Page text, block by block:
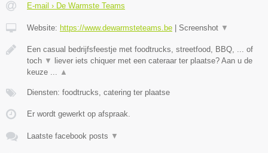
E-mail › De Warmste Teams
Website: https://www.dewarmsteteams.be | Screenshot ▼
Een casual bedrijfsfeestje met foodtrucks, streetfood, BBQ, ... of
toch ▼ liever iets chiquer met een cateraar ter plaatse? Aan u de
keuze ...
▲
Diensten: foodtrucks, catering ter plaatse
Er wordt gewerkt op afspraak.
Laatste facebook posts ▼